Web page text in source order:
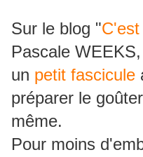
Sur le blog "
Pascale
un petit fascicule
préparer le
même.
Pour moins